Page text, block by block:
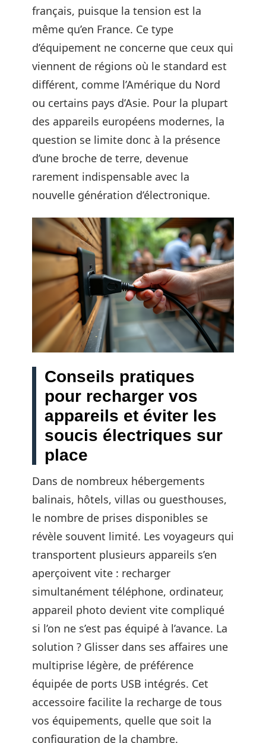
français, puisque la tension est la
même qu’en France. Ce type
d’équipement ne concerne que ceux qui
viennent de régions où le standard est
différent, comme l’Amérique du Nord
ou certains pays d’Asie. Pour la plupart
des appareils européens modernes, la
question se limite donc à la présence
d’une broche de terre, devenue
rarement indispensable avec la
nouvelle génération d’électronique.
Conseils pratiques
pour recharger vos
appareils et éviter les
soucis électriques sur
place
Dans de nombreux hébergements
balinais, hôtels, villas ou guesthouses,
le nombre de prises disponibles se
révèle souvent limité. Les voyageurs qui
transportent plusieurs appareils s’en
aperçoivent vite : recharger
simultanément téléphone, ordinateur,
appareil photo devient vite compliqué
si l’on ne s’est pas équipé à l’avance. La
solution ? Glisser dans ses affaires une
multiprise légère, de préférence
équipée de ports USB intégrés. Cet
accessoire facilite la recharge de tous
vos équipements, quelle que soit la
configuration de la chambre.